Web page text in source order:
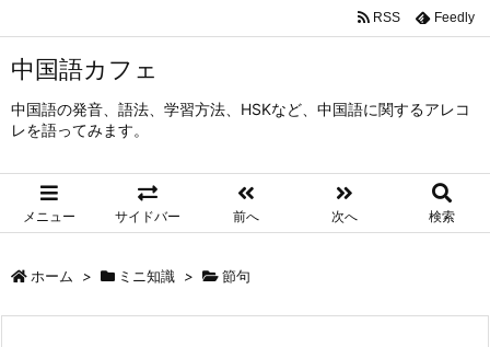
中国語カフェ
中国語の発音、語法、学習方法、HSKなど、中国語に関するアレコ
レを語ってみます。
メニュー サイドバー 前へ 次へ 検索
RSS Feedly
ホーム > ミニ知識 > 節句